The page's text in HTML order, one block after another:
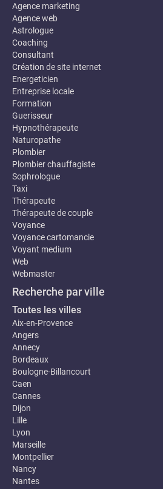
Agence marketing
Agence web
Astrologue
Coaching
Consultant
Création de site internet
Energeticien
Entreprise locale
Formation
Guerisseur
Hypnothérapeute
Naturopathe
Plombier
Plombier chauffagiste
Sophrologue
Taxi
Thérapeute
Thérapeute de couple
Voyance
Voyance cartomancie
Voyant medium
Web
Webmaster
Recherche par ville
Toutes les villes
Aix-en-Provence
Angers
Annecy
Bordeaux
Boulogne-Billancourt
Caen
Cannes
Dijon
Lille
Lyon
Marseille
Montpellier
Nancy
Nantes